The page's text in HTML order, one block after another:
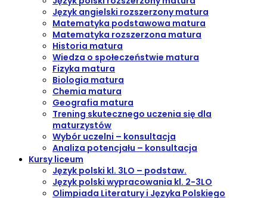
Język angielski rozszerzony matura
Matematyka podstawowa matura
Matematyka rozszerzona matura
Historia matura
Wiedza o społeczeństwie matura
Fizyka matura
Biologia matura
Chemia matura
Geografia matura
Trening skutecznego uczenia się dla
maturzystów
Wybór uczelni – konsultacja
Analiza potencjału – konsultacja
Kursy liceum
Język polski kl. 3LO – podstaw.
Język polski wypracowania kl. 2-3LO
Olimpiada Literatury i Języka Polskiego